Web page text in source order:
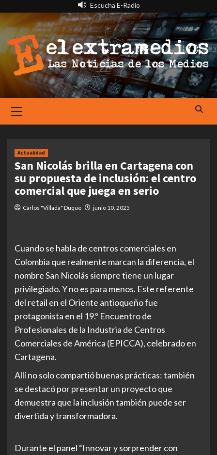
contenido
Escucha E-Radio
Menu
Actualidad
San Nicolás brilla en Cartagena con
su propuesta de inclusión: el centro
comercial que juega en serio
Carlos "Villada" Duque junio 10, 2025
Cuando se habla de centros comerciales en
Colombia que realmente marcan la diferencia, el
nombre San Nicolás siempre tiene un lugar
privilegiado. Y no es para menos. Este referente
del retail en el Oriente antioqueño fue
protagonista en el 19.º Encuentro de
Profesionales de la Industria de Centros
Comerciales de América (EPICCA), celebrado en
Cartagena.
Allí no solo compartió buenas prácticas: también
se destacó por presentar un proyecto que
demuestra que la inclusión también puede ser
divertida y transformadora.
Durante el panel “Innovar y sorprender con